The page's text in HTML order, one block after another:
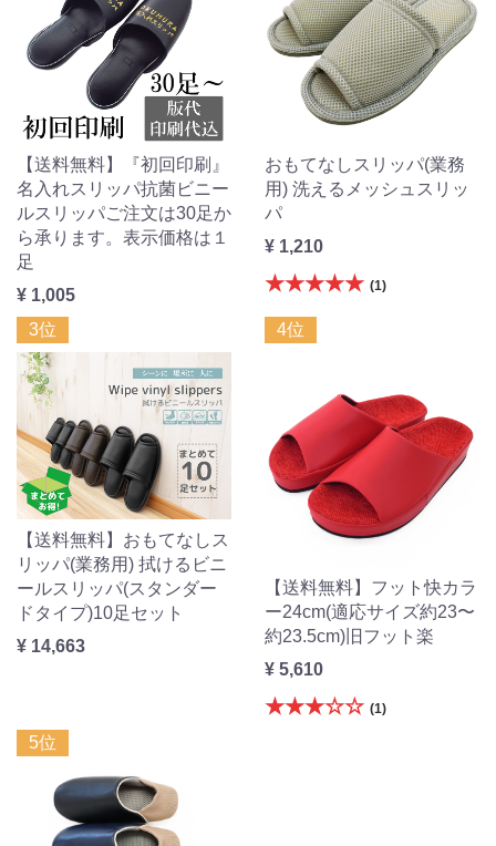
【送料無料】『初回印刷』
名入れスリッパ抗菌ビニー
ルスリッパご注文は30足か
ら承ります。表示価格は１
足
¥ 1,005
おもてなしスリッパ(業務
用) 洗えるメッシュスリッ
パ
¥ 1,210
★★★★★ (1)
3位
【送料無料】おもてなしス
リッパ(業務用) 拭けるビニ
ールスリッパ(スタンダー
ドタイプ)10足セット
¥ 14,663
4位
【送料無料】フット快カラ
ー24cm(適応サイズ約23〜
約23.5cm)旧フット楽
¥ 5,610
★★★☆☆ (1)
5位